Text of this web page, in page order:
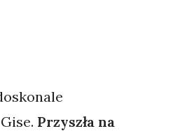
Przyszła na